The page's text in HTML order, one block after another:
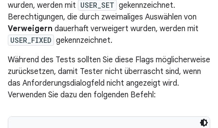
wurden, werden mit USER_SET gekennzeichnet.
Berechtigungen, die durch zweimaliges Auswählen von
Verweigern dauerhaft verweigert wurden, werden mit
USER_FIXED gekennzeichnet.
Während des Tests sollten Sie diese Flags möglicherweise
zurücksetzen, damit Tester nicht überrascht sind, wenn
das Anforderungsdialogfeld nicht angezeigt wird.
Verwenden Sie dazu den folgenden Befehl: